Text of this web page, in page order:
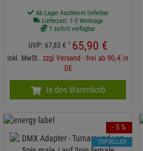
Ab Lager Aschheim lieferbar
Lieferzeit: 1-3 Werktage
1 sofort verfügbar
UVP: 67,83 € 1 65,90 €
inkl. MwSt. zzgl Versand - frei ab 90,-€ in
DE
In den Warenkorb
- 5 %
TOPSELLER